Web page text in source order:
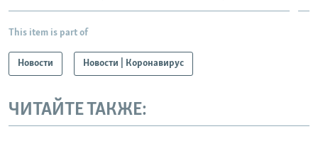
This item is part of
Новости Новости | Коронавирус
ЧИТАЙТЕ ТАКЖЕ: